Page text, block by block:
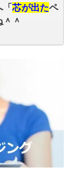
芯が出たペ
＾